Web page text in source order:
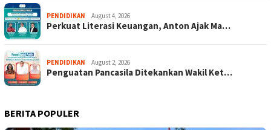
PENDIDIKAN August 4, 2026
Perkuat Literasi Keuangan, Anton Ajak Ma…
PENDIDIKAN August 2, 2026
Penguatan Pancasila Ditekankan Wakil Ket…
BERITA POPULER